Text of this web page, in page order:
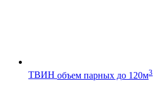
ТВИН объем парных до 120м3